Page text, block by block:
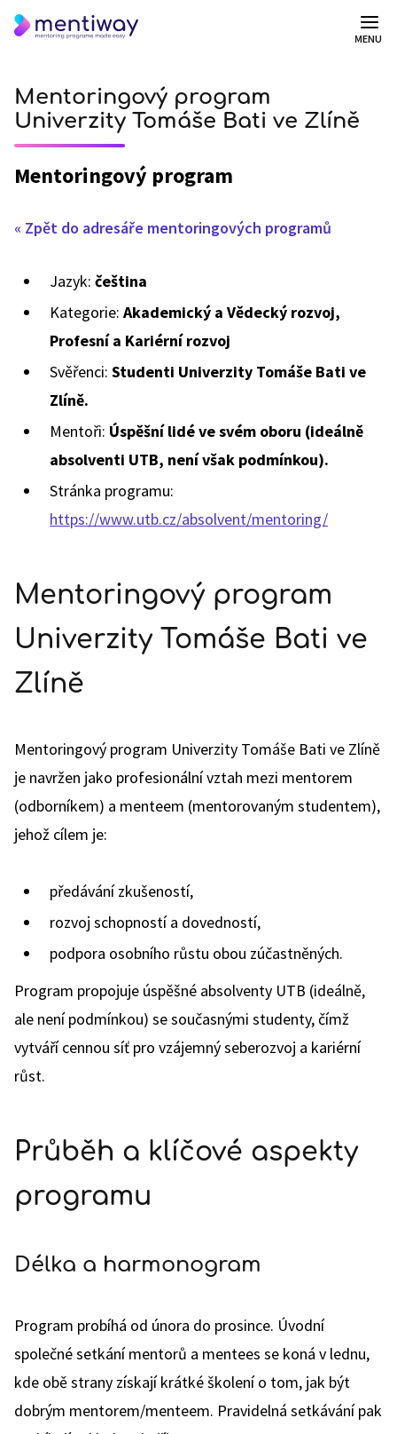
MENU
Mentoringový program
Univerzity Tomáše Bati ve Zlíně
Mentoringový program
« Zpět do adresáře mentoringových programů
Jazyk: čeština
Kategorie: Akademický a Vědecký rozvoj,
Profesní a Kariérní rozvoj
Svěřenci: Studenti Univerzity Tomáše Bati ve
Zlíně.
Mentoři: Úspěšní lidé ve svém oboru (ideálně
absolventi UTB, není však podmínkou).
Stránka programu:
https://www.utb.cz/absolvent/mentoring/
Mentoringový program
Univerzity Tomáše Bati ve
Zlíně
Mentoringový program Univerzity Tomáše Bati ve Zlíně
je navržen jako profesionální vztah mezi mentorem
(odborníkem) a menteem (mentorovaným studentem),
jehož cílem je:
předávání zkušeností,
rozvoj schopností a dovedností,
podpora osobního růstu obou zúčastněných.
Program propojuje úspěšné absolventy UTB (ideálně,
ale není podmínkou) se současnými studenty, čímž
vytváří cennou síť pro vzájemný seberozvoj a kariérní
růst.
Průběh a klíčové aspekty
programu
Délka a harmonogram
Program probíhá od února do prosince. Úvodní
společné setkání mentorů a mentees se koná v lednu,
kde obě strany získají krátké školení o tom, jak být
dobrým mentorem/menteem. Pravidelná setkávání pak